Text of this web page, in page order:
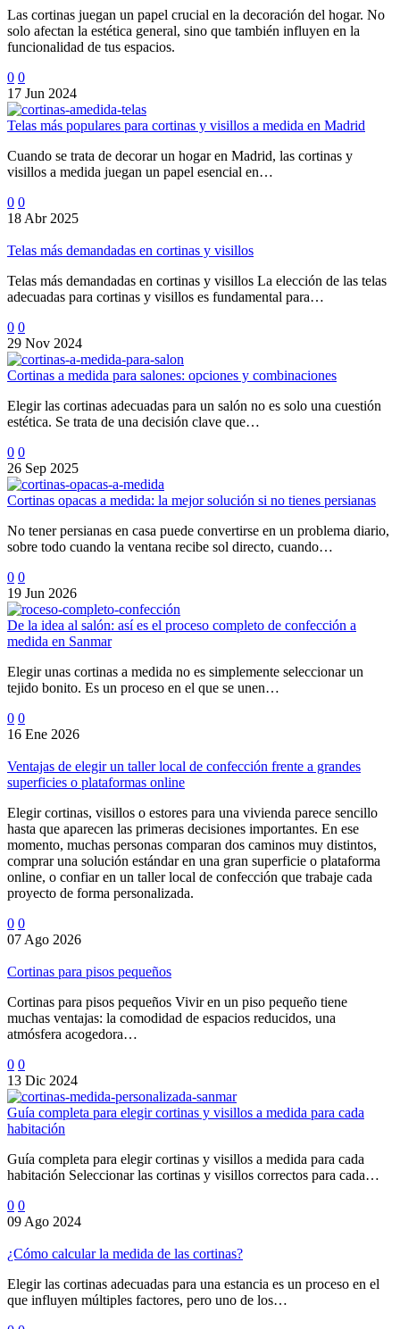
Las cortinas juegan un papel crucial en la decoración del hogar. No
solo afectan la estética general, sino que también influyen en la
funcionalidad de tus espacios.
0 0
17 Jun 2024
Telas más populares para cortinas y visillos a medida en Madrid
Cuando se trata de decorar un hogar en Madrid, las cortinas y
visillos a medida juegan un papel esencial en…
0 0
18 Abr 2025
Telas más demandadas en cortinas y visillos
Telas más demandadas en cortinas y visillos La elección de las telas
adecuadas para cortinas y visillos es fundamental para…
0 0
29 Nov 2024
Cortinas a medida para salones: opciones y combinaciones
Elegir las cortinas adecuadas para un salón no es solo una cuestión
estética. Se trata de una decisión clave que…
0 0
26 Sep 2025
Cortinas opacas a medida: la mejor solución si no tienes persianas
No tener persianas en casa puede convertirse en un problema diario,
sobre todo cuando la ventana recibe sol directo, cuando…
0 0
19 Jun 2026
De la idea al salón: así es el proceso completo de confección a
medida en Sanmar
Elegir unas cortinas a medida no es simplemente seleccionar un
tejido bonito. Es un proceso en el que se unen…
0 0
16 Ene 2026
Ventajas de elegir un taller local de confección frente a grandes
superficies o plataformas online
Elegir cortinas, visillos o estores para una vivienda parece sencillo
hasta que aparecen las primeras decisiones importantes. En ese
momento, muchas personas comparan dos caminos muy distintos,
comprar una solución estándar en una gran superficie o plataforma
online, o confiar en un taller local de confección que trabaje cada
proyecto de forma personalizada.
0 0
07 Ago 2026
Cortinas para pisos pequeños
Cortinas para pisos pequeños Vivir en un piso pequeño tiene
muchas ventajas: la comodidad de espacios reducidos, una
atmósfera acogedora…
0 0
13 Dic 2024
Guía completa para elegir cortinas y visillos a medida para cada
habitación
Guía completa para elegir cortinas y visillos a medida para cada
habitación Seleccionar las cortinas y visillos correctos para cada…
0 0
09 Ago 2024
¿Cómo calcular la medida de las cortinas?
Elegir las cortinas adecuadas para una estancia es un proceso en el
que influyen múltiples factores, pero uno de los…